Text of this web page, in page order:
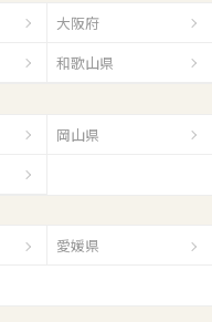
大阪府
和歌山県
岡山県
愛媛県